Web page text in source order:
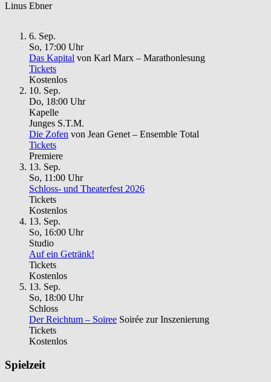
Linus Ebner
6. Sep.
So, 17:00 Uhr
Das Kapital von Karl Marx – Marathonlesung
Tickets
Kostenlos
10. Sep.
Do, 18:00 Uhr
Kapelle
Junges S.T.M.
Die Zofen von Jean Genet – Ensemble Total
Tickets
Premiere
13. Sep.
So, 11 :00 Uhr
Schloss- und Theaterfest 2026
Tickets
Kostenlos
13. Sep.
So, 16:00 Uhr
Studio
Auf ein Getränk!
Tickets
Kostenlos
13. Sep.
So, 18:00 Uhr
Schloss
Der Reichtum – Soiree Soirée zur Inszenierung
Tickets
Kostenlos
Spielzeit